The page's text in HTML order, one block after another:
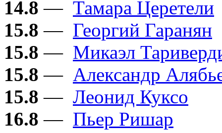
14.8 — Тамара Церетели
15.8 — Георгий Гаранян
15.8 — Микаэл
15.8 — Александр
15.8 — Леонид Куксо
16.8 — Пьер Ришар